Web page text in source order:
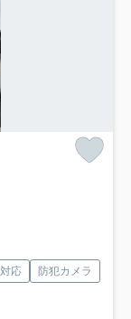
応
防犯カメラ